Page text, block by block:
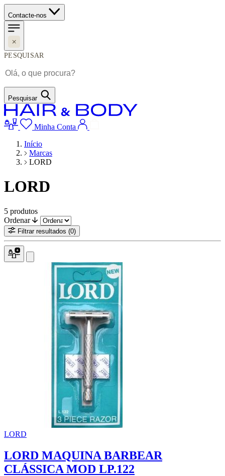
Contacte-nos
PESQUISAR
Pesquisar
Minha Conta
Início
Marcas
LORD
LORD
5 produtos
Ordenar
Filtrar resultados (0)
LORD
LORD MAQUINA BARBEAR
CLÁSSICA MOD LP.122